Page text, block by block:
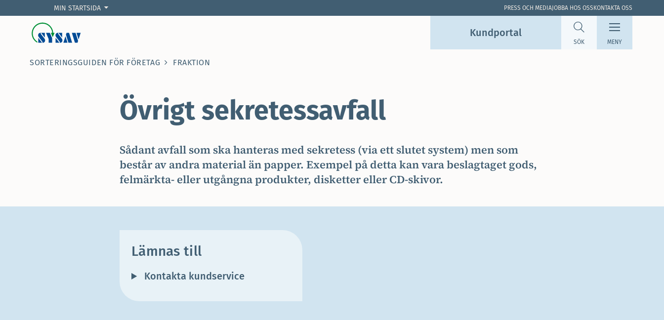
Kundportal
SÖK MENY
MIN STARTSIDA PRESS OCH MEDIA JOBBA HOS OSS KONTAKTA OSS
SORTERINGSGUIDEN FÖR FÖRETAG FRAKTION
Övrigt sekretessavfall
Sådant avfall som ska hanteras med sekretess (via ett slutet system) men som
består av andra material än papper. Exempel på detta kan vara beslagtaget gods,
felmärkta- eller utgångna produkter, disketter eller CD-skivor.
Lämnas till
Kontakta kundservice